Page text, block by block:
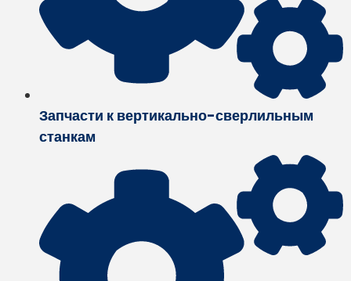
Запчасти к вертикально-сверлильным
станкам